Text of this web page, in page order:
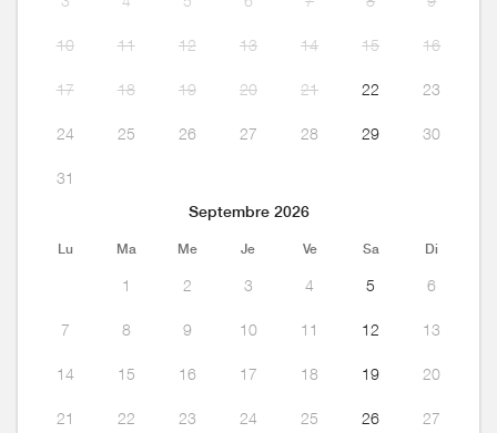
10 11 12 13 14 15 16
17 18 19 20 21 22 23
24 25 26 27 28 29 30
31
Septembre 2026
Lu Ma Me Je Ve Sa Di
1 2 3 4 5 6
7 8 9 10 11 12 13
14 15 16 17 18 19 20
21 22 23 24 25 26 27